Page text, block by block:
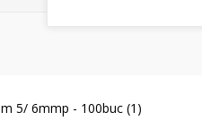
m 5/ 6mmp - 100buc (1)